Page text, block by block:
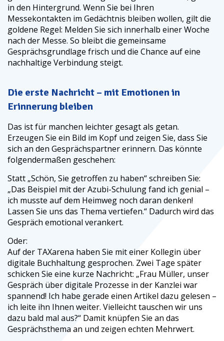
in den Hintergrund. Wenn Sie bei Ihren
Messekontakten im Gedächtnis bleiben wollen, gilt die
goldene Regel: Melden Sie sich innerhalb einer Woche
nach der Messe. So bleibt die gemeinsame
Gesprächsgrundlage frisch und die Chance auf eine
nachhaltige Verbindung steigt.
Die erste Nachricht – mit Emotionen in
Erinnerung bleiben
Das ist für manchen leichter gesagt als getan.
Erzeugen Sie ein Bild im Kopf und zeigen Sie, dass Sie
sich an den Gesprächspartner erinnern. Das könnte
folgendermaßen geschehen:
Statt „Schön, Sie getroffen zu haben“ schreiben Sie:
„Das Beispiel mit der Azubi-Schulung fand ich genial –
ich musste auf dem Heimweg noch daran denken!
Lassen Sie uns das Thema vertiefen.“ Dadurch wird das
Gespräch emotional verankert.
Oder:
Auf der TAXarena haben Sie mit einer Kollegin über
digitale Buchhaltung gesprochen. Zwei Tage später
schicken Sie eine kurze Nachricht: „Frau Müller, unser
Gespräch über digitale Prozesse in der Kanzlei war
spannend! Ich habe gerade einen Artikel dazu gelesen –
ich leite ihn Ihnen weiter. Vielleicht tauschen wir uns
dazu bald mal aus?“ Damit knüpfen Sie an das
Gesprächsthema an und zeigen echten Mehrwert.